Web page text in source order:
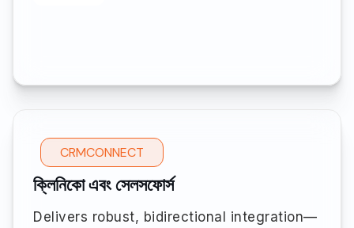
CRMCONNECT
ক্লিনিকো এবং সেলসফোর্স
Delivers robust, bidirectional integration—